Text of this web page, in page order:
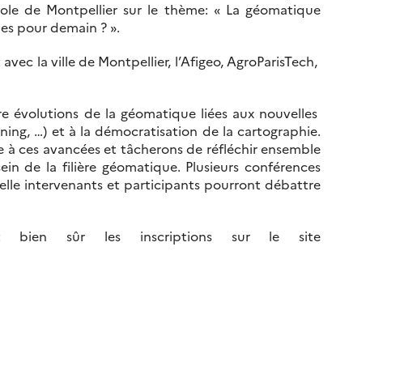
de Montpellier sur le thème: « La géomatique
pour demain ? ».
la ville de Montpellier, l’Afigeo, AgroParisTech,
évolutions de la géomatique liées aux nouvelles
…) et à la démocratisation de la cartographie.
ces avancées et tâcherons de réfléchir ensemble
de la filière géomatique. Plusieurs conférences
intervenants et participants pourront débattre
bien sûr les inscriptions sur le site